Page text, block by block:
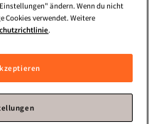
Josef SeibelHermine 01 | Sandale für
Damen | Rot Hermine 01, bordeaux
Gratis Versand
89,
ändern. Wenn du nicht
verwendet. Weitere
.